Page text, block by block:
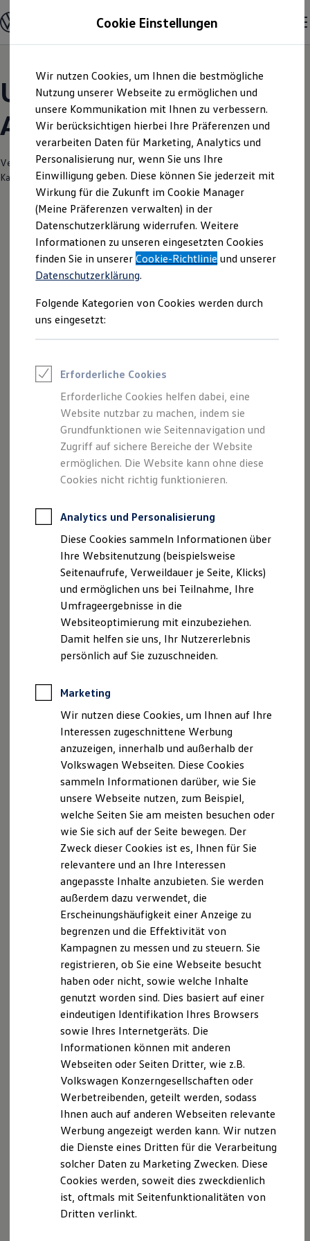
Hauptinhalt
springen
Footer
springen
Modelle und Konfigurator
Konfigurator
Modelle vergleichen
Elektroautos
ENERGY Sondermodelle
Nutzfahrzeuge
SUV und CUV
Familienautos
Kombis
Kompaktwagen
Sportwagen
Schnell verfügbare Fahrzeuge
Angebote und Produkte
Aktuelle Angebote
E-Auto-Förderung
Volkswagen Marktplatz
Die ENERGY Sondermodelle
Junge Gebrauchtwagen und Gebrauchtwagen
Volkswagen Zertifizierte Gebrauchtwagen
Elektromobilität bei Gebrauchtwagen
Saisonangebote
Reifenpakete
Leasing
Leasing-Angebote
Elektroauto Leasing
Kleinwagen-Leasing
Leasing ohne Anzahlung
Finanzierung
Autokredit mit Schlussrate
Versicherungen und Garantien
Kfz-Versicherung
Restschuldversicherungen
Garantien
Professional Class bei Volkswagen
Behörden
Direktkunden
Sonderfahrzeuge
Anpfiff zum Gewinn
Elektromobilität
Elektroautos
ID. Tutorials
Elektrofahrzeugkonzepte
ID. EVERY1
Reichweite
Rekuperation
Laden unterwegs
Laden Zuhause
Ladestationen finden
Ladezeitensimulator
Batterie
Sicherheit
Nachhaltigkeit
Technologie
Kosten und Kauf
Kaufoptionen
E-Auto-Förderung
Software und Konnektivität
Die ID. Software 6
ID. Software Versionen und Updates
Digitale Extras
Schnittstellen zu Ihrem ID.
Hybridautos
Marke und Erlebnis
Volkswagen R und R Experience
R-Modelle
R Experience
Driving Experience
Volkswagen entdecken
Werkbesichtigung
Lifestyle Shop
T-Roc Kollektion
Golf Kollektion
ID. Kollektion
Volkswagen Kollektion
R-Kollektion
GTI Kollektion
Fußball Drop
we drive football
#wedriveproud
Besitzer und Service
Software Updates
Service und Ersatzteile
Unsere aktuellen
Angebote und mehr
Verantwortlich für die Inhalte auf dieser Seite ist die Autohaus Stülpner -
Kaden
Impressum & Rechtliches)
Leider haben wir im Moment keine
aktuellen Angebote
Ihre
Schritte
Probefahrt vereinbaren
Fahrzeugangebot anfordern
Serviceanfrage stellen
Autohaus Stülpner - Kaden
Olbernau
E-Mail schreiben
+49 37360 1720
Thomas König
037360 / 172-56
E-Mail schreiben
Cookie Einstellungen
Wir nutzen Cookies, um Ihnen die bestmögliche
Nutzung unserer Webseite zu ermöglichen und
unsere Kommunikation mit Ihnen zu verbessern.
Wir berücksichtigen hierbei Ihre Präferenzen und
verarbeiten Daten für Marketing, Analytics und
Personalisierung nur, wenn Sie uns Ihre
Einwilligung geben. Diese können Sie jederzeit mit
Wirkung für die Zukunft im Cookie Manager
(Meine Präferenzen verwalten) in der
Datenschutzerklärung widerrufen. Weitere
Informationen zu unseren eingesetzten Cookies
finden Sie in unsererCookie-Richtlinie und unserer
Datenschutzerklärung.
Folgende Kategorien von Cookies werden durch
uns eingesetzt:
Erforderliche Cookies
Erforderliche Cookies helfen dabei, eine
Website nutzbar zu machen, indem sie
Grundfunktionen wie Seitennavigation und
Zugriff auf sichere Bereiche der Website
ermöglichen. Die Website kann ohne diese
Cookies nicht richtig funktionieren.
Analytics und Personalisierung
Diese Cookies sammeln Informationen über
Ihre Websitenutzung (beispielsweise
Seitenaufrufe, Verweildauer je Seite, Klicks)
und ermöglichen uns bei Teilnahme, Ihre
Umfrageergebnisse in die
Websiteoptimierung mit einzubeziehen.
Damit helfen sie uns, Ihr Nutzererlebnis
persönlich auf Sie zuzuschneiden.
Marketing
Wir nutzen diese Cookies, um Ihnen auf Ihre
Interessen zugeschnittene Werbung
anzuzeigen, innerhalb und außerhalb der
Volkswagen Webseiten. Diese Cookies
sammeln Informationen darüber, wie Sie
unsere Webseite nutzen, zum Beispiel,
welche Seiten Sie am meisten besuchen oder
wie Sie sich auf der Seite bewegen. Der
Zweck dieser Cookies ist es, Ihnen für Sie
relevantere und an Ihre Interessen
angepasste Inhalte anzubieten. Sie werden
außerdem dazu verwendet, die
Erscheinungshäufigkeit einer Anzeige zu
begrenzen und die Effektivität von
Kampagnen zu messen und zu steuern. Sie
registrieren, ob Sie eine Webseite besucht
haben oder nicht, sowie welche Inhalte
genutzt worden sind. Dies basiert auf einer
eindeutigen Identifikation Ihres Browsers
sowie Ihres Internetgeräts. Die
Informationen können mit anderen
Webseiten oder Seiten Dritter, wie z.B.
Volkswagen Konzerngesellschaften oder
Werbetreibenden, geteilt werden, sodass
Ihnen auch auf anderen Webseiten relevante
Werbung angezeigt werden kann. Wir nutzen
die Dienste eines Dritten für die Verarbeitung
solcher Daten zu Marketing Zwecken. Diese
Cookies werden, soweit dies zweckdienlich
ist, oftmals mit Seitenfunktionalitäten von
Dritten verlinkt.